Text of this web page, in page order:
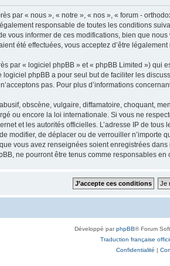
par « nous », « notre », « nos », « forum -
responsable de toutes les conditions
vous informer de ces modifications, bien que
été effectuées, vous acceptez d’être
par « logiciel phpBB » et « phpBB Limited ») qui
logiciel phpBB a pour seul but de faciliter les
pas. Pour plus d’informations
obscène, vulgaire, diffamatoire, choquant,
ou encore la loi internationale. Si vous ne
et les autorités officielles. L’adresse IP de
modifier, de déplacer ou de verrouiller n’importe
vous avez renseignées soient enregistrées
ne pourront être tenus comme responsables
Développé parphpBB® Forum
Traduction française
Confidentialité |